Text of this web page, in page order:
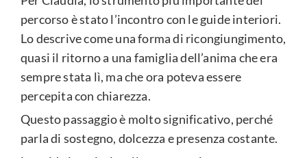
percorso è stato l’incontro con le guide interiori.
Lo descrive come una forma di ricongiungimento,
quasi il ritorno a una famiglia dell’anima che era
sempre stata lì, ma che ora poteva essere
percepita con chiarezza.
Questo passaggio è molto significativo, perché
parla di sostegno, dolcezza e presenza costante.